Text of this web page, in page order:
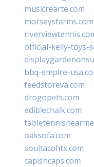
musicrearte.com
morseysfarms.com
official-kelly-toys-
bbq-empire-
feedstoreva.com
drogopets.com
ediblechalk.com
oaksofa.com
soultacohtx.com
capishcaps.com